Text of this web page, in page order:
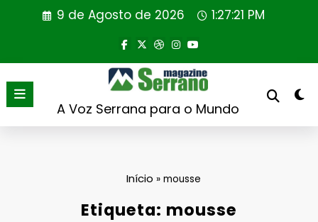
9 de Agosto de 2026 1:27:21 PM
A Voz Serrana para o Mundo
Início »mousse
Etiqueta: mousse